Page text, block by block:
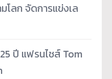
โลก จัดการแข่งเล
ปี แฟรนไชส์ Tom